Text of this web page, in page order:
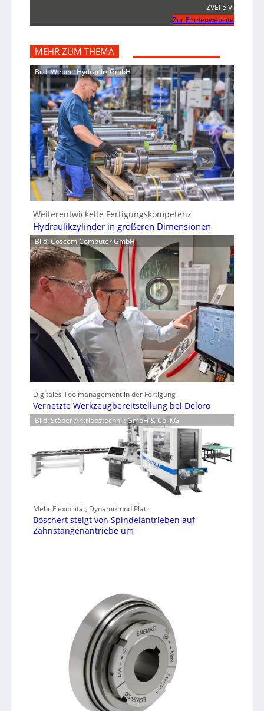
ZVEI e.V.
Zur Firmenwebsite
MEHR ZUM THEMA
Bild: Weber- Hydraulik GmbH
Weiterentwickelte Fertigungskompetenz
Hydraulikzylinder in größeren Dimensionen
Bild: Coscom Computer GmbH
Digitales Toolmanagement in der Fertigung
Vernetzte Werkzeugbereitstellung bei Deloro
Bild: Stöber Antriebstechnik GmbH & Co. KG
Mehr Flexibilität, Dynamik und Platz
Boschert steigt von Spindelantrieben auf
Zahnstangenantriebe um